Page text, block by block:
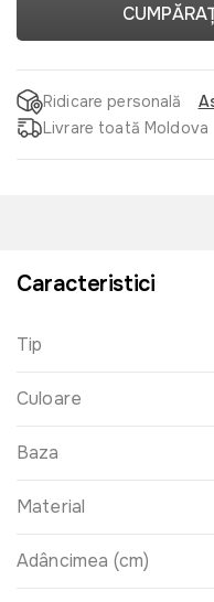
Ridicare personală
Livrare toată Moldova
Caracteristici
Tip
Culoare
Baza
Material
Adâncimea (cm)